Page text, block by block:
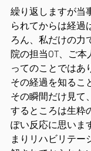
繰り返しますが当
られてからは経過
ろん、私だけの力
院の担当OT、ご
ってのことではあ
その経過を知るこ
その瞬間だけ見て
するところは生粋
ぽい反応に思いま
まりリハビリテー